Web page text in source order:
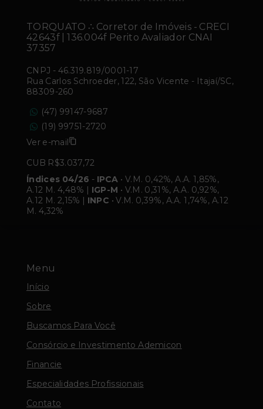
Menu
Início
Sobre
Buscamos Para Você
Consórcio e Investimento Ademicon
Financie
Especialidades Profissionais
Contato
TORQUATO ∴ Corretor de Imóveis - CRECI
42643f | 136.004f Perito Avaliador CNAI
37357
CNPJ - 46.319.819/0001-17
Rua Carlos Schroeder, 122, São Vicente - Itajaí/SC,
88309-260
(47) 99147-9687
(19) 99751-2720
Ver e-mail
CUB R$3.037,72
Índices 04/26 - IPCA • V.M. 0,42%, A.A. 1,85%,
A.12 M. 4,48% | IGP-M • V.M. 0,31%, A.A. 0,92%,
A.12 M. 2,15% | INPC • V.M. 0,39%, A.A. 1,74%, A.12
M. 4,32%